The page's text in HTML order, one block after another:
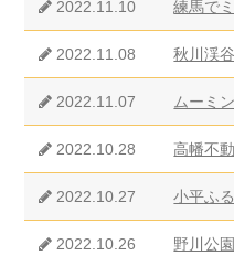
2022.11.10 練馬で
2022.11.08 秋川渓
2022.11.07 ムーミ
2022.10.28 高幡不
2022.10.27 小平ふ
2022.10.26 野川公